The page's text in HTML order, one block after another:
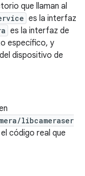
que llaman al
es la interfaz
es la interfaz de
específico, y
dispositivo de
libcameraser
el código real que